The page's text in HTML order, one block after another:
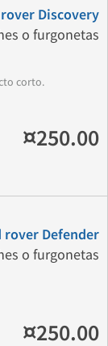
Discovery
o furgonetas
corto.
¤250.00
rover Defender
o furgonetas
¤250.00